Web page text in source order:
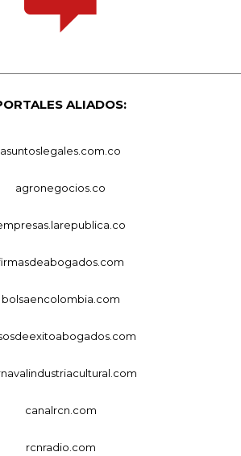
ALIADOS:
asuntoslegales.com.co
agronegocios.co
bolsaencolombia.com
canalrcn.com
rcnradio.com